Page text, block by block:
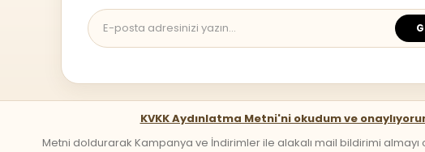
KVKK Aydınlatma Metni'ni okudum ve
Metni doldurarak Kampanya ve İndirimler ile alakalı mail bildirimi almayı